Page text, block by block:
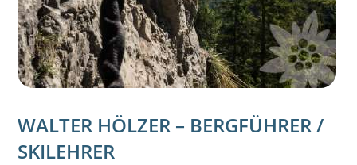
WALTER HÖLZER – BERGFÜHRER /
SKILEHRER